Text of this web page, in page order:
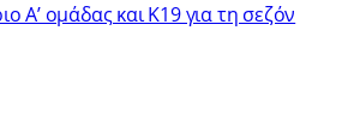
Α’ ομάδας και Κ19 για τη σεζόν